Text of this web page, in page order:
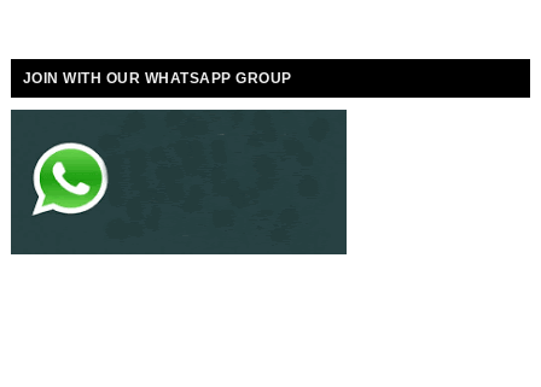
JOIN WITH OUR WHATSAPP GROUP